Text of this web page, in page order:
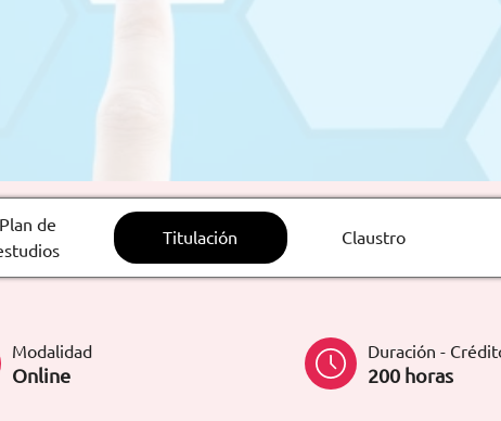
Plan de
Titulación Claustro
Modalidad
Online
Duración -
200 horas